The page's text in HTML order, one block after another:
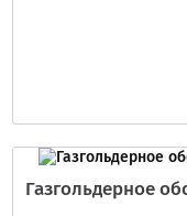
Газгольдерное